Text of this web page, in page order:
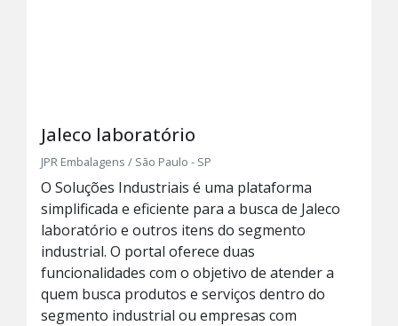
Jaleco laboratório
JPR Embalagens / São Paulo - SP
O Soluções Industriais é uma plataforma
simplificada e eficiente para a busca de Jaleco
laboratório e outros itens do segmento
industrial. O portal oferece duas
funcionalidades com o objetivo de atender a
quem busca produtos e serviços dentro do
segmento industrial ou empresas com